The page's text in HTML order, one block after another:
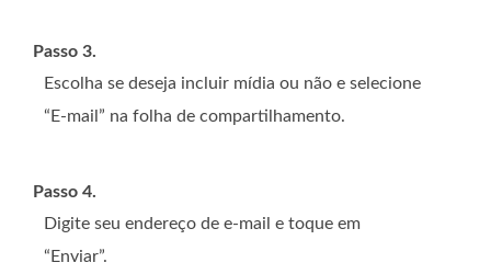
Passo 3.
Escolha se deseja incluir mídia ou não e selecione
“E-mail” na folha de compartilhamento.
Passo 4.
Digite seu endereço de e-mail e toque em
“Enviar”.